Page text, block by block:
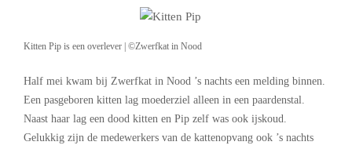
Kitten Pip is een overlever | ©Zwerfkat in Nood
Half mei kwam bij Zwerfkat in Nood ’s nachts een melding binnen.
Een pasgeboren kitten lag moederziel alleen in een paardenstal.
Naast haar lag een dood kitten en Pip zelf was ook ijskoud.
Gelukkig zijn de medewerkers van de kattenopvang ook ’s nachts